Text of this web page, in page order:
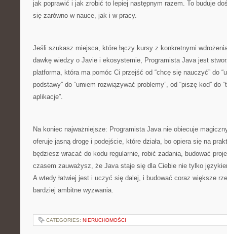
jak poprawić i jak zrobić to lepiej następnym razem. To buduje
się zarówno w nauce, jak i w pracy.
Jeśli szukasz miejsca, które łączy kursy z konkretnymi
dawkę wiedzy o Javie i ekosystemie, Programista Java jest
platforma, która ma pomóc Ci przejść od “chcę się nauczyć” do
podstawy” do “umiem rozwiązywać problemy”, od “piszę kod” do
aplikacje”.
Na koniec najważniejsze: Programista Java nie obiecuje
oferuje jasną drogę i podejście, które działa, bo opiera się na
będziesz wracać do kodu regularnie, robić zadania, budować
czasem zauważysz, że Java staje się dla Ciebie nie tylko
A wtedy łatwiej jest i uczyć się dalej, i budować coraz większe
bardziej ambitne wyzwania.
CATEGORIES: NIERUCHOMOŚCI